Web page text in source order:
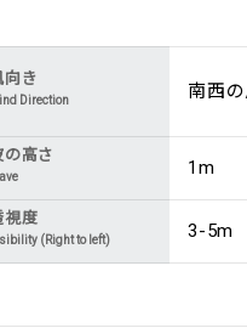
向き
Direction 南西
の高さ
1m
視度
(Right to left) 3-5m